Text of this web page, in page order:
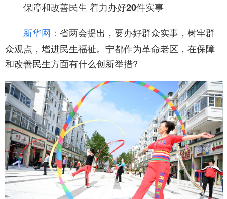
保障和改善民生 着力办好20件实事
新华网： 省两会提出，要办好群众实事，树牢群
众观点，增进民生福祉。宁都作为革命老区，在保障
和改善民生方面有什么创新举措?